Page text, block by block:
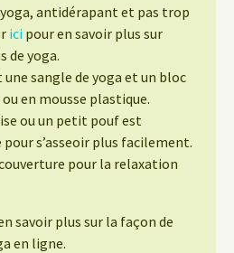
antidérapant et pas trop
ici pour en savoir plus sur
de yoga.
sangle de yoga et un bloc
en mousse plastique.
ou un petit pouf est
s’asseoir plus facilement.
pour la relaxation
savoir plus sur la façon de
en ligne.